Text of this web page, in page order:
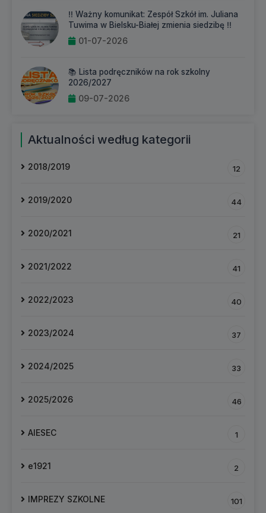
‼️ Ważny komunikat: Zespół Szkół im. Juliana
Tuwima w Bielsku-Białej zmienia siedzibę ‼️
01-07-2026
📚 Lista podręczników na rok szkolny
2026/2027
09-07-2026
Aktualności według kategorii
2018/2019 12
2019/2020 44
2020/2021 21
2021/2022 41
2022/2023 40
2023/2024 37
2024/2025 33
2025/2026 46
AIESEC 1
e1921 2
IMPREZY SZKOLNE 101